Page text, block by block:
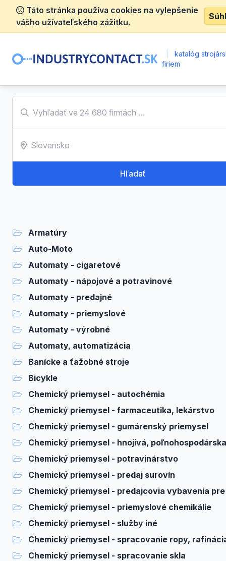
Táto stránka používa cookies na vylepšenie
vášho užívateľského zážitku.
katalóg
firiem
Hľadať
Armatúry
Auto-Moto
Automaty - cigaretové
Automaty - nápojové a potravinové
Automaty - predajné
Automaty - priemyslové
Automaty - výrobné
Automaty, automatizácia
Banícke a ťažobné stroje
Bicykle
Chemický priemysel - autochémia
Chemický priemysel - farmaceutika, lekárstvo
Chemický priemysel - gumárenský priemysel
Chemický priemysel - hnojivá, poľnohospodárska
Chemický priemysel - potravinárstvo
Chemický priemysel - predaj surovín
Chemický priemysel - predajcovia vybavenia pre
Chemický priemysel - priemyslové chemikálie
Chemický priemysel - služby iné
Chemický priemysel - spracovanie ropy,
Chemický priemysel - spracovanie skla